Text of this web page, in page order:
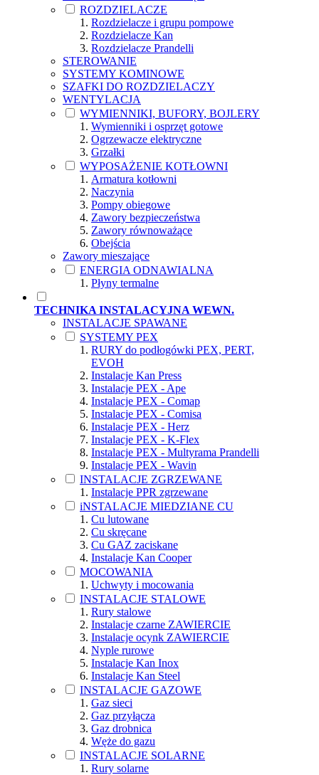
ROZDZIELACZE
Rozdzielacze i grupu pompowe
Rozdzielacze Kan
Rozdzielacze Prandelli
STEROWANIE
SYSTEMY KOMINOWE
SZAFKI DO ROZDZIELACZY
WENTYLACJA
WYMIENNIKI, BUFORY, BOJLERY
Wymienniki i osprzęt gotowe
Ogrzewacze elektryczne
Grzałki
WYPOSAŻENIE KOTŁOWNI
Armatura kotłowni
Naczynia
Pompy obiegowe
Zawory bezpieczeństwa
Zawory równoważące
Obejścia
Zawory mieszające
ENERGIA ODNAWIALNA
Płyny termalne
TECHNIKA INSTALACYJNA WEWN.
INSTALACJE SPAWANE
SYSTEMY PEX
RURY do podłogówki PEX, PERT,
EVOH
Instalacje Kan Press
Instalacje PEX - Ape
Instalacje PEX - Comap
Instalacje PEX - Comisa
Instalacje PEX - Herz
Instalacje PEX - K-Flex
Instalacje PEX - Multyrama Prandelli
Instalacje PEX - Wavin
INSTALACJE ZGRZEWANE
Instalacje PPR zgrzewane
iNSTALACJE MIEDZIANE CU
Cu lutowane
Cu skręcane
Cu GAZ zaciskane
Instalacje Kan Cooper
MOCOWANIA
Uchwyty i mocowania
INSTALACJE STALOWE
Rury stalowe
Instalacje czarne ZAWIERCIE
Instalacje ocynk ZAWIERCIE
Nyple rurowe
Instalacje Kan Inox
Instalacje Kan Steel
INSTALACJE GAZOWE
Gaz sieci
Gaz przyłącza
Gaz drobnica
Węże do gazu
INSTALACJE SOLARNE
Rury solarne